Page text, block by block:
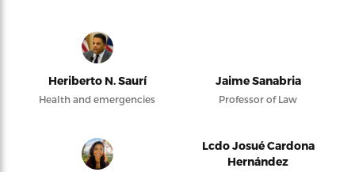
Heriberto N. Saurí
Health and emergencies
Jaime Sanabria
Professor of Law
Lcdo Josué Cardona
Hernández